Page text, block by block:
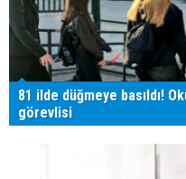
81 ilde düğmeye basıldı!
görevlisi